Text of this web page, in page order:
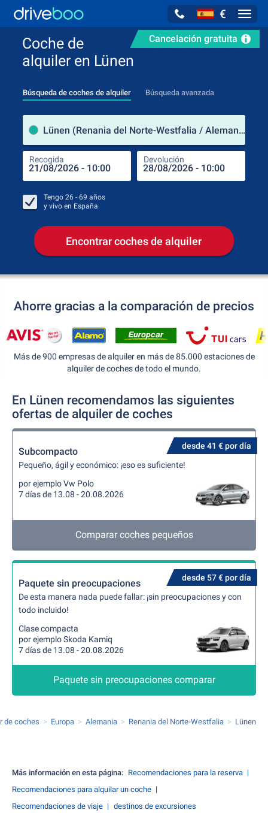
€
Cancelación gratuita
Coche de
alquiler en Lünen
Búsqueda de coches de alquiler Búsqueda avanzada
Lünen (Renania del Norte-Westfalia / Alemania)
Recogida Devolución
Tengo 26 - 69 años
y vivo en España
Encontrar coches de alquiler
Ahorre gracias a la comparación de precios
Más de 900 empresas de alquiler en más de 85.000 estaciones de
alquiler de coches de todo el mundo.
En Lünen recomendamos las siguientes
ofertas de alquiler de coches
desde 41 € por día
Subcompacto
Pequeño, ágil y económico: ¡eso es suficiente!
por ejemplo Vw Polo
7 días de 13.08 - 20.08.2026
Comparar coches pequeños
desde 57 € por día
Paquete sin preocupaciones
De esta manera nada puede fallar: ¡sin preocupaciones y con
todo incluido!
Clase compacta
por ejemplo Skoda Kamiq
7 días de 13.08 - 20.08.2026
Paquete sin preocupaciones comparar
de coches Europa Alemania Renania del Norte-Westfalia Lünen
Más información en esta página: Recomendaciones para la reserva
Recomendaciones para alquilar un coche
Recomendaciones de viaje
destinos de excursiones